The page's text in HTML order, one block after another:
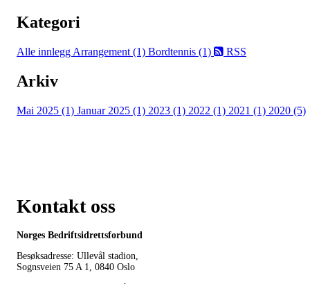
Kategori
Alle innlegg Arrangement (1) Bordtennis (1) RSS
Arkiv
Mai 2025 (1) Januar 2025 (1) 2023 (1) 2022 (1) 2021 (1) 2020 (5)
Kontakt oss
Norges Bedriftsidrettsforbund
Besøksadresse: Ullevål stadion,
Sognsveien 75 A 1, 0840 Oslo